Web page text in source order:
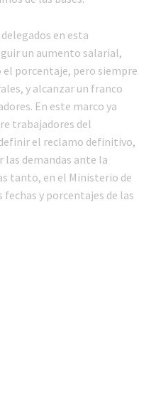
en esta
un aumento salarial,
el porcentaje, pero siempre
y alcanzar un franco
En este marco ya
trabajadores del
el reclamo definitivo,
demandas ante la
tanto, en el Ministerio de
y porcentajes de las